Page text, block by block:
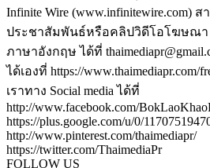
Infinite Wire (www.infinitewire.com)
ประชาสัมพันธ์หรือคลิปวิดีโอโฆษณา
ภาษาอังกฤษ ได้ที่
ได้เองที่ https://www.thaimediapr.com/
เราทาง Social media ได้ที่
http://www.facebook.com/
https://plus.google.com/u/0/
http://www.pinterest.com/thaimediapr/
https://twitter.com/ThaimediaPr
FOLLOW US